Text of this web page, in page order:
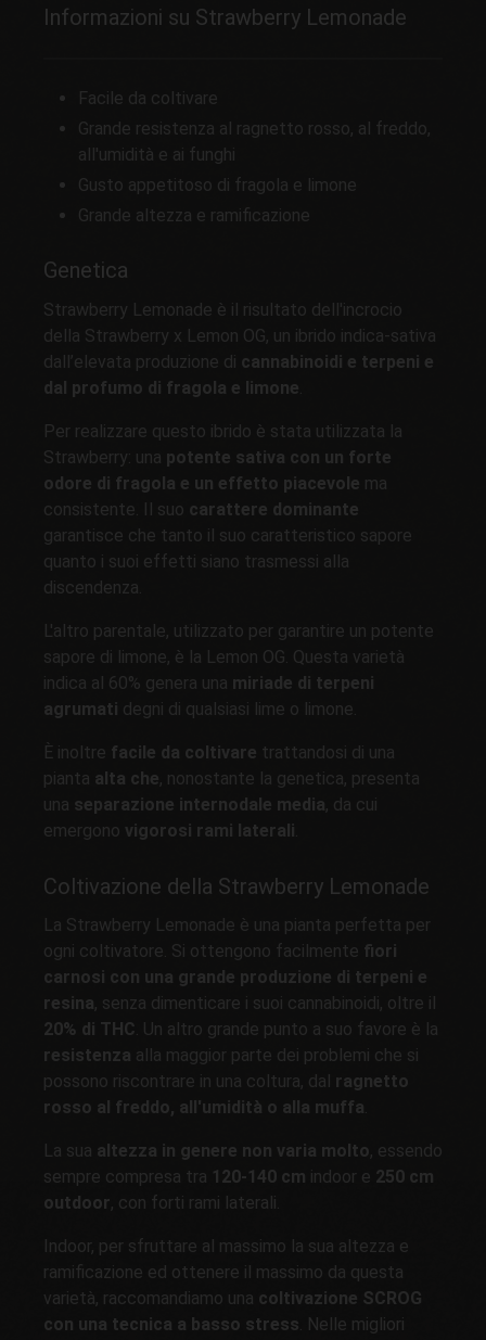
Informazioni su Strawberry Lemonade
Facile da coltivare
Grande resistenza al ragnetto rosso, al freddo,
all'umidità e ai funghi
Gusto appetitoso di fragola e limone
Grande altezza e ramificazione
Genetica
Strawberry Lemonade è il risultato dell'incrocio
della Strawberry x Lemon OG, un ibrido indica-sativa
dall’elevata produzione di cannabinoidi e terpeni e
dal profumo di fragola e limone.
Per realizzare questo ibrido è stata utilizzata la
Strawberry: una potente sativa con un forte
odore di fragola e un effetto piacevole ma
consistente. Il suo carattere dominante
garantisce che tanto il suo caratteristico sapore
quanto i suoi effetti siano trasmessi alla
discendenza.
L'altro parentale, utilizzato per garantire un potente
sapore di limone, è la Lemon OG. Questa varietà
indica al 60% genera una miriade di terpeni
agrumati degni di qualsiasi lime o limone.
È inoltre facile da coltivare trattandosi di una
pianta alta che, nonostante la genetica, presenta
una separazione internodale media, da cui
emergono vigorosi rami laterali.
Coltivazione della Strawberry Lemonade
La Strawberry Lemonade è una pianta perfetta per
ogni coltivatore. Si ottengono facilmente fiori
carnosi con una grande produzione di terpeni e
resina, senza dimenticare i suoi cannabinoidi, oltre il
20% di THC. Un altro grande punto a suo favore è la
resistenza alla maggior parte dei problemi che si
possono riscontrare in una coltura, dal ragnetto
rosso al freddo, all'umidità o alla muffa.
La sua altezza in genere non varia molto, essendo
sempre compresa tra 120-140 cm indoor e 250 cm
outdoor, con forti rami laterali.
Indoor, per sfruttare al massimo la sua altezza e
ramificazione ed ottenere il massimo da questa
varietà, raccomandiamo una coltivazione SCROG
con una tecnica a basso stress. Nelle migliori